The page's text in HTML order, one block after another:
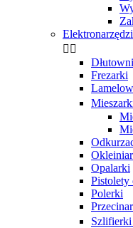
 
Frezarki
Opalarki
Pistolety
Polerki